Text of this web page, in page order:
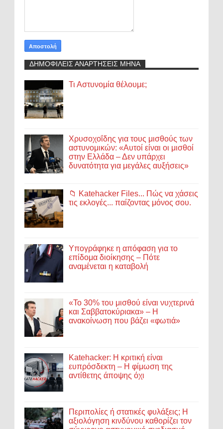
ΔΗΜΟΦΙΛΕΙΣ ΑΝΑΡΤΗΣΕΙΣ ΜΗΝΑ
Τι Αστυνομία θέλουμε;
Χρυσοχοΐδης για τους μισθούς των
αστυνομικών: «Αυτοί είναι οι μισθοί
στην Ελλάδα – Δεν υπάρχει
δυνατότητα για μεγάλες αυξήσεις»
📁 Katehacker Files... Πώς να χάσεις
τις εκλογές... παίζοντας μόνος σου.
Υπογράφηκε η απόφαση για το
επίδομα διοίκησης – Πότε
αναμένεται η καταβολή
«Το 30% του μισθού είναι νυχτερινά
και Σαββατοκύριακα» – Η
ανακοίνωση που βάζει «φωτιά»
Katehacker: Η κριτική είναι
ευπρόσδεκτη – Η φίμωση της
αντίθετης άποψης όχι
Περιπολίες ή στατικές φυλάξεις; Η
αξιολόγηση κινδύνου καθορίζει τον